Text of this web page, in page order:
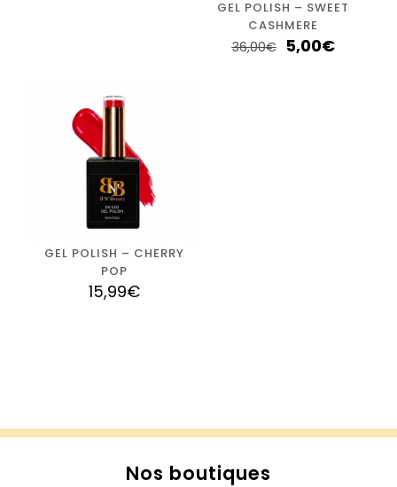
GEL POLISH – SWEET
CASHMERE
36,00€ 5,00€
GEL POLISH – CHERRY
POP
15,99€
Nos boutiques